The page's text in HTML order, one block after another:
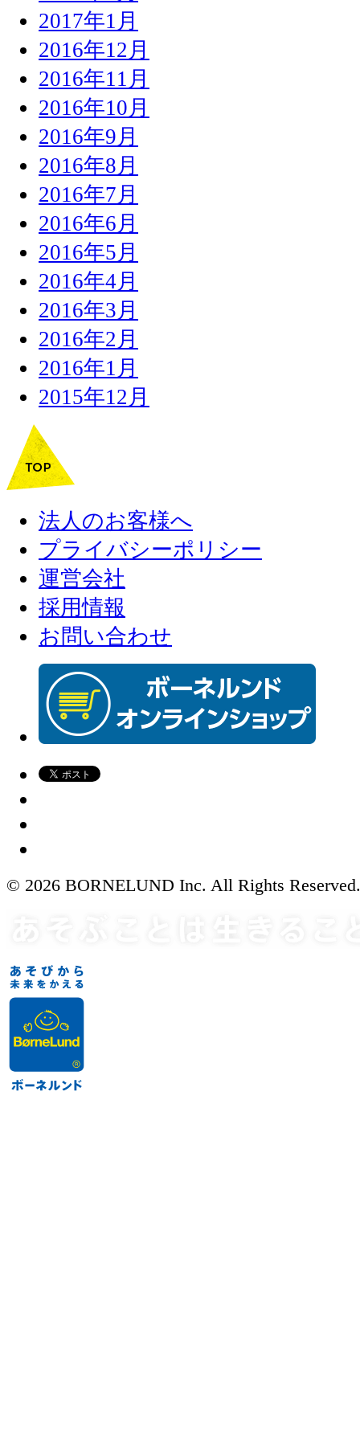
2017年1月
2016年12月
2016年11月
2016年10月
2016年9月
2016年8月
2016年7月
2016年6月
2016年5月
2016年4月
2016年3月
2016年2月
2016年1月
2015年12月
法人のお客様へ
プライバシーポリシー
運営会社
採用情報
お問い合わせ
© 2026 BORNELUND Inc. All Rights Reserved.